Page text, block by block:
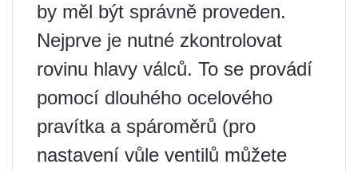
by měl být správně proveden.
Nejprve je nutné zkontrolovat
rovinu hlavy válců. To se provádí
pomocí dlouhého ocelového
pravítka a spároměrů (pro
nastavení vůle ventilů můžete